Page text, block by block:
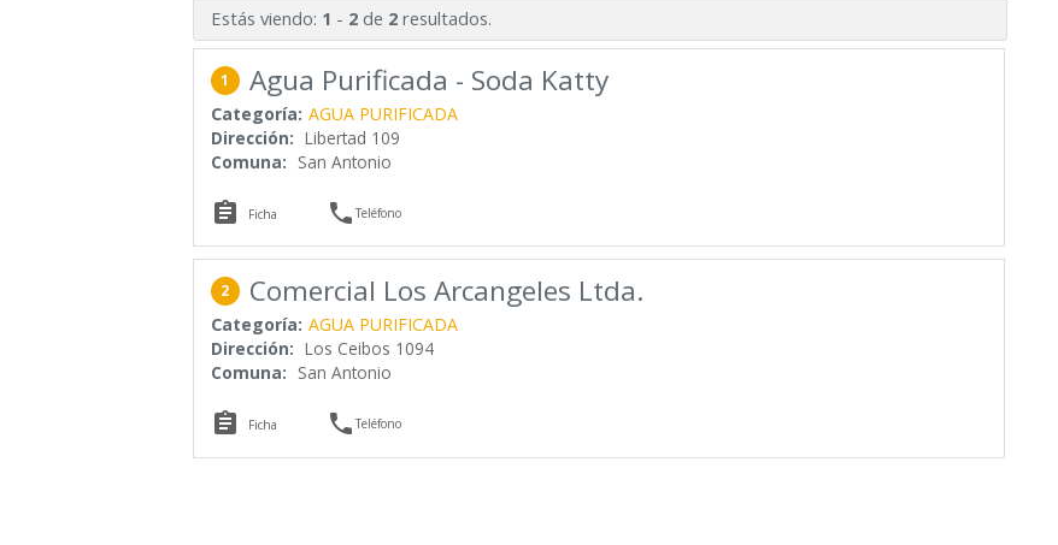
Estás viendo: 1 - 2de 2resultados.
1 Agua Purificada - Soda Katty
Categoría: AGUA PURIFICADA
Dirección: Libertad 109
Comuna: San Antonio
 Ficha Teléfono
2 Comercial Los Arcangeles Ltda.
Categoría: AGUA PURIFICADA
Dirección: Los Ceibos 1094
Comuna: San Antonio
 Ficha Teléfono